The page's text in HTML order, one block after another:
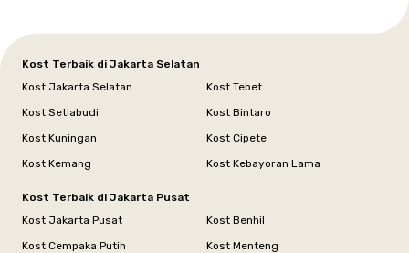
Kost Terbaik di Jakarta Selatan
Kost Jakarta Selatan
Kost Tebet
Kost Setiabudi
Kost Bintaro
Kost Kuningan
Kost Cipete
Kost Kemang
Kost Kebayoran Lama
Kost Terbaik di Jakarta Pusat
Kost Jakarta Pusat
Kost Benhil
Kost Cempaka Putih
Kost Menteng